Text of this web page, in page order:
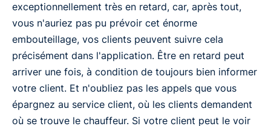
exceptionnellement très en retard, car, après tout,
vous n'auriez pas pu prévoir cet énorme
embouteillage, vos clients peuvent suivre cela
précisément dans l'application. Être en retard peut
arriver une fois, à condition de toujours bien informer
votre client. Et n'oubliez pas les appels que vous
épargnez au service client, où les clients demandent
où se trouve le chauffeur. Si votre client peut le voir